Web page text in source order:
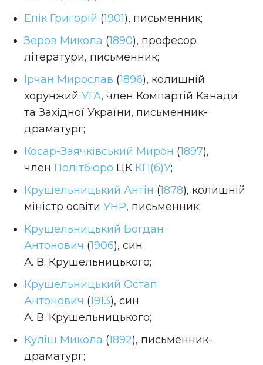
Епік Григорій (1901), письменник;
Зеров Микола (1890), професор
літератури, письменник;
Ірчан Мирослав (1896), колишній
хорунжий УГА, член Компартій Канади
та Західної України, письменник-
драматург;
Косар-Заячківський Мирон (1897),
член Політбюро ЦК КП(б)У;
Крушельницький Антін (1878), колишній
міністр освіти УНР, письменник;
Крушельницький Богдан
Антонович (1906), син
А. В. Крушельницького;
Крушельницький Остап
Антонович (1913), син
А. В. Крушельницького;
Куліш Микола (1892), письменник-
драматург;